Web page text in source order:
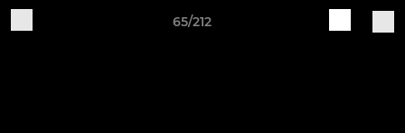
65/212